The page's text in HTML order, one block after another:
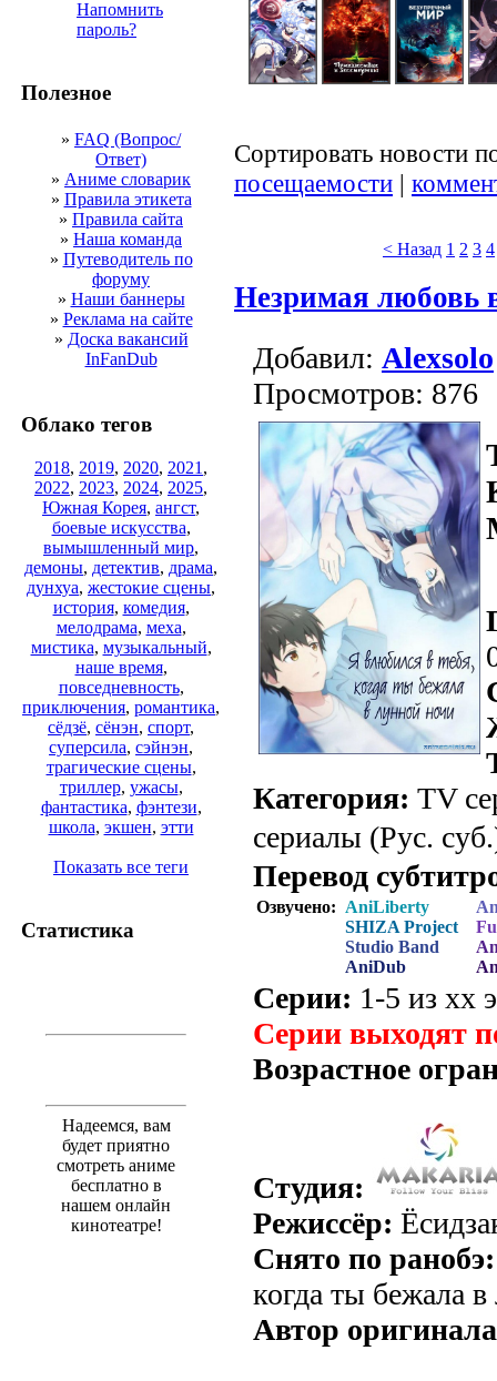
Напомнить
пароль?
Полезное
» FAQ (Вопрос/
Ответ)
» Аниме словарик
» Правила этикета
» Правила сайта
» Наша команда
» Путеводитель по
форуму
» Наши баннеры
» Реклама на сайте
» Доска вакансий
InFanDub
Облако тегов
2018, 2019, 2020, 2021 ,
2022, 2023, 2024, 2025,
Южная Корея, ангст,
боевые искусства,
вымышленный мир,
демоны, детектив, драма,
дунхуа, жестокие сцены,
история, комедия,
мелодрама, меха,
мистика, музыкальный,
наше время,
повседневность,
приключения, романтика,
сёдзё, сёнэн, спорт,
суперсила, сэйнэн,
трагические сцены,
триллер, ужасы,
фантастика, фэнтези,
школа, экшен, этти
Показать все теги
Статистика
Надеемся, вам
будет приятно
смотреть аниме
бесплатно в
нашем онлайн
кинотеатре!
Сортировать новости
посещаемости |
< Назад 1 2 3 4
Незримая любовь
Добавил: Alexsolo
Просмотров: 876
Категория: TV
сериалы (Рус.
Перевод
Озвучено: AniLiberty
SHIZA Project
Studio Band
AniDub
Серии: 1-5 из хх
Серии выходят
Возрастное
Студия:
Режиссёр:
Снято по ранобэ:
когда ты бежала
Автор